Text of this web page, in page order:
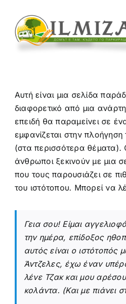
content
За нас
Каталог
Контакти
Αυτή είναι μια σελίδα
διαφορετικό από μια
επειδή θα παραμείνει σε
εμφανίζεται στην
(στα περισσότερα θέματα).
άνθρωποι ξεκινούν με μια
που τους παρουσιάζει σε
του ιστότοπου. Μπορεί να
Γεια σου! Είμαι
την ημέρα, επίδοξος
αυτός είναι ο ιστότοπός
Άντζελες, έχω έναν
λένε Τζακ και μου
κολάντα. (Και με πιάνει